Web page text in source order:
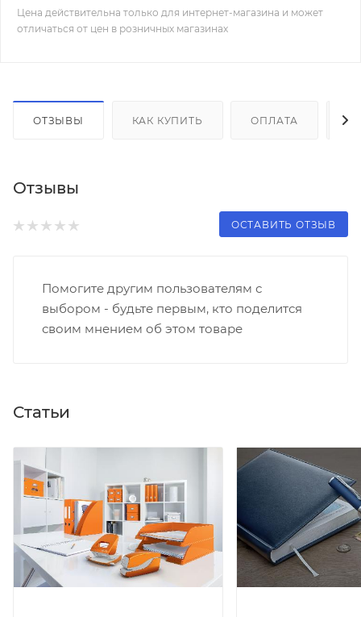
Цена действительна только для интернет-магазина и может
отличаться от цен в розничных магазинах
ОТЗЫВЫ КАК КУПИТЬ ОПЛАТА
Отзывы
ОСТАВИТЬ ОТЗЫВ
Помогите другим пользователям с
выбором - будьте первым, кто поделится
своим мнением об этом товаре
Статьи